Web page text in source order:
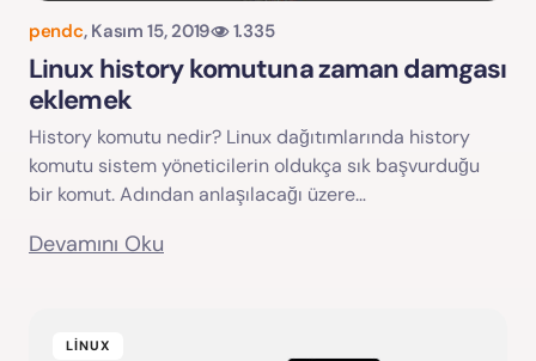
pendc, Kasım 15, 2019 1.335
Linux history komutuna zaman damgası
eklemek
History komutu nedir? Linux dağıtımlarında history
komutu sistem yöneticilerin oldukça sık başvurduğu
bir komut. Adından anlaşılacağı üzere…
Devamını Oku
LINUX